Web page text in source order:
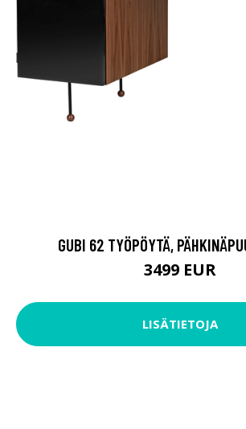
GUBI 62 TYÖPÖYTÄ,
3499 EUR
LISÄTIETOJA